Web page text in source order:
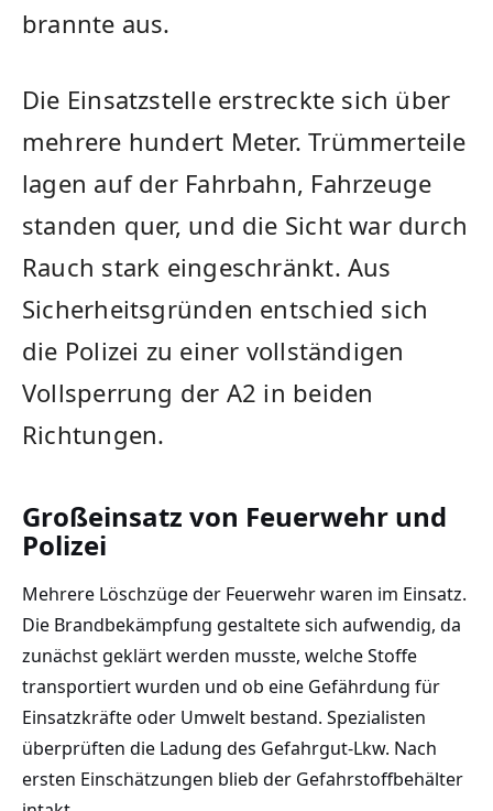
brannte aus.
Die Einsatzstelle erstreckte sich über
mehrere hundert Meter. Trümmerteile
lagen auf der Fahrbahn, Fahrzeuge
standen quer, und die Sicht war durch
Rauch stark eingeschränkt. Aus
Sicherheitsgründen entschied sich
die Polizei zu einer vollständigen
Vollsperrung der A2 in beiden
Richtungen.
Großeinsatz von Feuerwehr und
Polizei
Mehrere Löschzüge der Feuerwehr waren im Einsatz.
Die Brandbekämpfung gestaltete sich aufwendig, da
zunächst geklärt werden musste, welche Stoffe
transportiert wurden und ob eine Gefährdung für
Einsatzkräfte oder Umwelt bestand. Spezialisten
überprüften die Ladung des Gefahrgut-Lkw. Nach
ersten Einschätzungen blieb der Gefahrstoffbehälter